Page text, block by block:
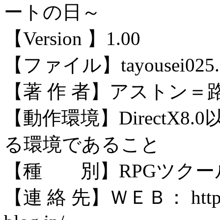
ートの日～
【Version 】1.00
【ファイル】tayousei025.
【著 作 者】アストン＝
【動作環境】
る環境であること
【種 別】RPGツクー
【連 絡 先】ＷＥＢ：